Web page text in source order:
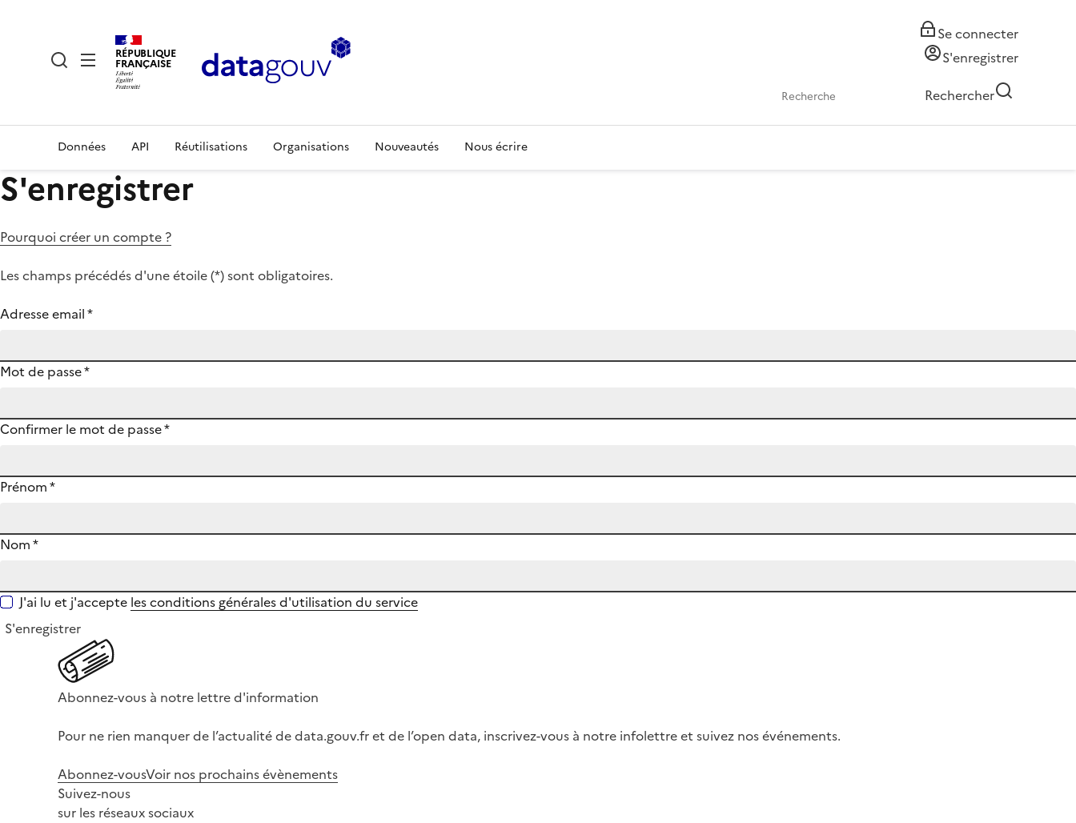
RÉPUBLIQUE
FRANÇAISE
Se connecter
S'enregistrer
Rechercher
Données API Réutilisations Organisations Nouveautés Nous écrire
S'enregistrer
Pourquoi créer un compte ?
Les champs précédés d'une étoile (*) sont obligatoires.
Adresse email*
Mot de passe*
Confirmer le mot de passe*
Prénom*
Nom*
J'ai lu et j'accepte les conditions générales d'utilisation du service
S'enregistrer
Abonnez-vous à notre lettre d'information
Pour ne rien manquer de l’actualité de data.gouv.fr et de l’open data, inscrivez-vous à notre infolettre et suivez nos événements.
Abonnez-vousVoir nos prochains évènements
Suivez-nous
sur les réseaux sociaux